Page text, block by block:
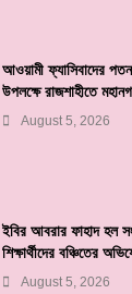
আওয়ামী ফ্যাসিবাদের
উপলক্ষে রাজশাহীতে
August 5, 2026
ইবির আবরার ফাহাদ হল
শিক্ষার্থীদের বঞ্চিতের
August 5, 2026